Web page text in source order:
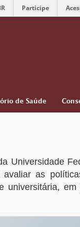
Participe
de Saúde
Universidade
as